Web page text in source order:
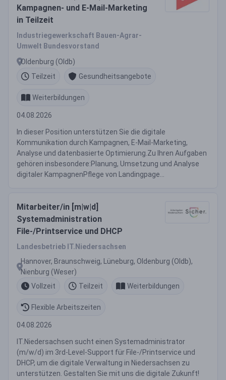
Kampagnen- und E-Mail-Marketing
in Teilzeit
Industriegewerkschaft Bauen-Agrar-
Umwelt Bundesvorstand
Oldenburg (Oldb)
Teilzeit
Gesundheitsangebote
Weiterbildungen
04.08.2026
In dieser Position unterstützen Sie die digitale
Kommunikation durch Kampagnen, E-Mail-Marketing,
Analyse und datenbasierte Optimierung.Zu Ihren Aufgaben
gehören insbesondere:Planung, Umsetzung und Analyse
digitaler KampagnenPflege von Landingpage...
Mitarbeiter/in [m|w|d]
Systemadministration
File-/Printservice und DHCP
Landesbetrieb IT.Niedersachsen
Hannover, Braunschweig, Lüneburg, Oldenburg (Oldb),
Nienburg (Weser)
Vollzeit
Teilzeit Weiterbildungen
Flexible Arbeitszeiten
04.08.2026
IT.Niedersachsen sucht einen Systemadministrator
(m/w/d) im 3rd-Level-Support für File-/Printservice und
DHCP, um die digitale Verwaltung in Niedersachsen zu
unterstützen. Gestalten Sie mit uns die digitale Zukunft!